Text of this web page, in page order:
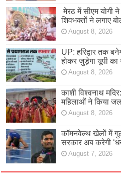
मेरठ में सीएम योगी ने
शिवभक्तों ने लगाए
August 8, 2026
UP: हरिद्वार तक
होकर जुड़ेगा यूपी का
August 8, 2026
काशी विश्वनाथ
महिलाओं ने किया
August 8, 2026
कॉमनवेल्थ खेलों में
सरकार अब करेगी
August 7, 2026